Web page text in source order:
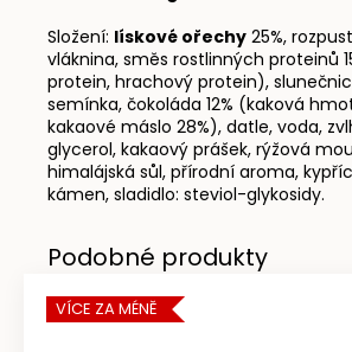
Složení: lískové ořechy 25%,
vláknina, směs rostlinných proteinů
protein, hrachový protein),
semínka, čokoláda 12% (kaková
kakaové máslo 28%), datle, voda,
glycerol, kakaový prášek, rýžová
himalájská sůl, přírodní aroma,
kámen, sladidlo: steviol-glykosidy.
VÍCE ZA MÉNĚ